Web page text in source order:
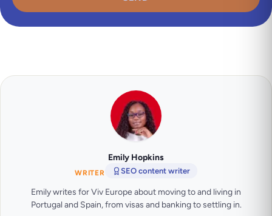
Emily Hopkins
WRITER SEO content writer
Emily writes for Viv Europe about moving to and living in
Portugal and Spain, from visas and banking to settling in.